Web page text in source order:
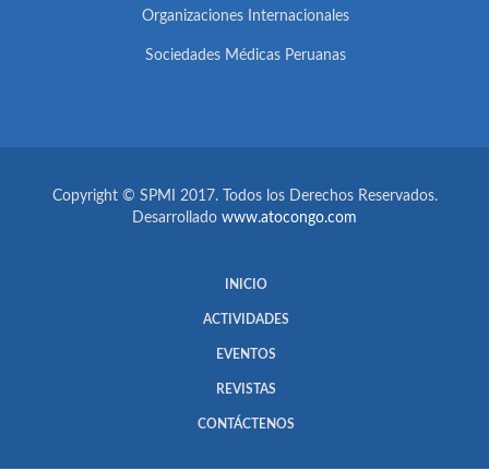
Organizaciones Internacionales
Sociedades Médicas Peruanas
Copyright © SPMI 2017. Todos los Derechos Reservados.
Desarrollado www.atocongo.com
INICIO
ACTIVIDADES
EVENTOS
REVISTAS
CONTÁCTENOS